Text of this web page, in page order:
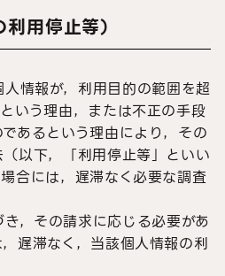
用停止等）
情報が，利用目的の範囲を超
いう理由，または不正の手段
あるという理由により，その
以下，「利用停止等」といい
合には，遅滞なく必要な調査
，その請求に応じる必要があ
遅滞なく，当該個人情報の利